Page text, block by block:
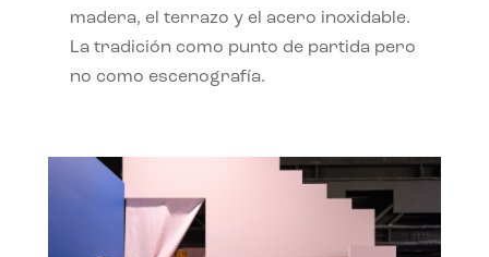
madera, el terrazo y el acero inoxidable.
La tradición como punto de partida pero
no como escenografía.